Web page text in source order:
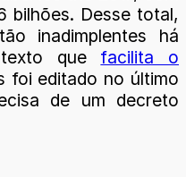
bilhões. Desse total,
inadimplentes há
que facilita o
foi editado no último
de um decreto